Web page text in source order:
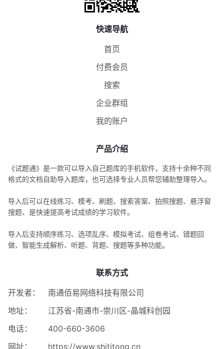
快速导航
首页
付费会员
搜索
企业群组
我的账户
产品介绍
《试题通》是一款可以导入自己题库的手机软件，支持十余种不同
格式的文档自助导入题库，也可选择专业人员帮您辅助整理导入。
导入后可以在线练习、模考、刷题、搜索答案、拍照搜题、悬浮窗
搜题、是快速提高考试成绩的学习软件。
导入后支持顺序练习、选项乱序、模拟考试、组卷考试、错题回
做、智能生成解析、听题、背题、搜题等多种功能。
联系方式
开发者：
南通佰易网络科技有限公司
地址：
江苏省-南通市-崇川区-晶城科创园
电话：
400-660-3606
网址：
https://www.shititong.cn